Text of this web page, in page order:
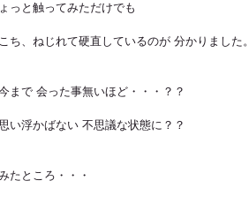
っと触ってみただけでも
ち、ねじれて硬直しているのが 分かりました。
まで 会った事無いほど・・・？？
い浮かばない 不思議な状態に？？
たところ・・・